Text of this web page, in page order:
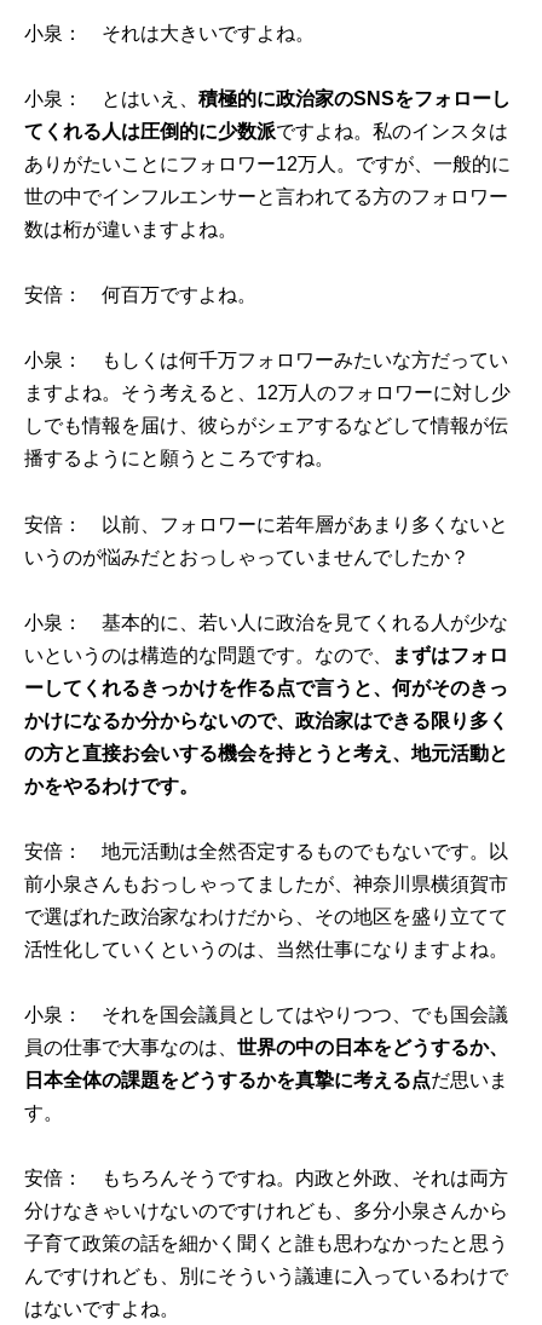
小泉： それは大きいですよね。
小泉： とはいえ、積極的に政治家のSNSをフォローし
てくれる人は圧倒的に少数派ですよね。私のインスタは
ありがたいことにフォロワー12万人。ですが、一般的に
世の中でインフルエンサーと言われてる方のフォロワー
数は桁が違いますよね。
安倍： 何百万ですよね。
小泉： もしくは何千万フォロワーみたいな方だってい
ますよね。そう考えると、12万人のフォロワーに対し少
しでも情報を届け、彼らがシェアするなどして情報が伝
播するようにと願うところですね。
安倍： 以前、フォロワーに若年層があまり多くないと
いうのが悩みだとおっしゃっていませんでしたか？
小泉： 基本的に、若い人に政治を見てくれる人が少な
いというのは構造的な問題です。なので、
まずはフォロ
ーしてくれるきっかけを作る点で言うと、何がそのきっ
かけになるか分からないので、政治家はできる限り多く
の方と直接お会いする機会を持とうと考え、地元活動と
かをやるわけです。
安倍： 地元活動は全然否定するものでもないです。以
前小泉さんもおっしゃってましたが、神奈川県横須賀市
で選ばれた政治家なわけだから、その地区を盛り立てて
活性化していくというのは、当然仕事になりますよね。
小泉： それを国会議員としてはやりつつ、でも国会議
員の仕事で大事なのは、世界の中の日本をどうするか、
日本全体の課題をどうするかを真摯に考える点だ思いま
す。
安倍： もちろんそうですね。内政と外政、それは両方
分けなきゃいけないのですけれども、多分小泉さんから
子育て政策の話を細かく聞くと誰も思わなかったと思う
んですけれども、別にそういう議連に入っているわけで
はないですよね。